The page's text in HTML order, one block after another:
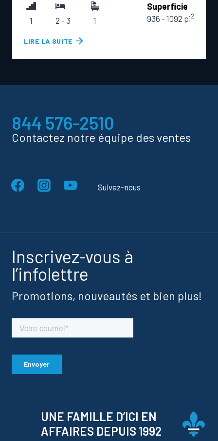
1 2 - 3 1
Superficie
936 - 1092 pi2
LIRE LA SUITE
S
L
I
844 576-2510
Contactez notre équipe des ventes
Suivez-nous
Inscrivez-vous à
l’infolettre
Promotions, nouveautés et bien plus!
UNE FAMILLE D’ICI EN
AFFAIRES DEPUIS 1992